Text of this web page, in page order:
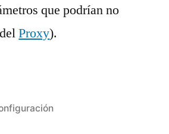
que podrían no
Proxy).